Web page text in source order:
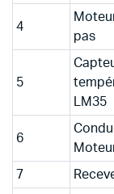
4
pas
5
LM35
6
7